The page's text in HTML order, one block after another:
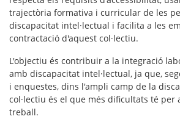
trajectòria formativa i curricular de les
discapacitat intel·lectual i facilita a les
contractació d'aquest col·lectiu.
L'objectiu és contribuir a la integració
amb discapacitat intel·lectual, ja que,
i enquestes, dins l'ampli camp de la
col·lectiu és el que més dificultats té per
treball.